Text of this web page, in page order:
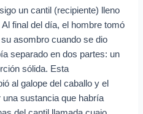
un cantil (recipiente) lleno
final del día, el hombre tomó
asombro cuando se dio
separado en dos partes: un
sólida. Esta
al galope del caballo y el
sustancia que habría